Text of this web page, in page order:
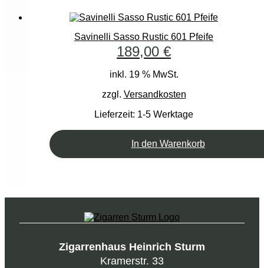
Savinelli Sasso Rustic 601 Pfeife
189,00 €
inkl. 19 % MwSt.
zzgl. Versandkosten
Lieferzeit: 1-5 Werktage
In den Warenkorb
Zigarrenhaus Heinrich Sturm
Kramerstr. 33